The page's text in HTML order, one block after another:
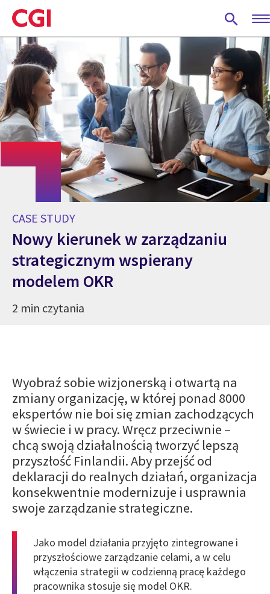
Skip
to
main
content
CASE STUDY
Nowy kierunek w zarządzaniu
strategicznym wspierany
modelem OKR
2 min czytania
Wyobraź sobie wizjonerską i otwartą na
zmiany organizację, w której ponad 8000
ekspertów nie boi się zmian zachodzących
w świecie i w pracy. Wręcz przeciwnie –
chcą swoją działalnością tworzyć lepszą
przyszłość Finlandii. Aby przejść od
deklaracji do realnych działań, organizacja
konsekwentnie modernizuje i usprawnia
swoje zarządzanie strategiczne.
Jako model działania przyjęto zintegrowane i
przyszłościowe zarządzanie celami, a w celu
włączenia strategii w codzienną pracę każdego
pracownika stosuje się model OKR.